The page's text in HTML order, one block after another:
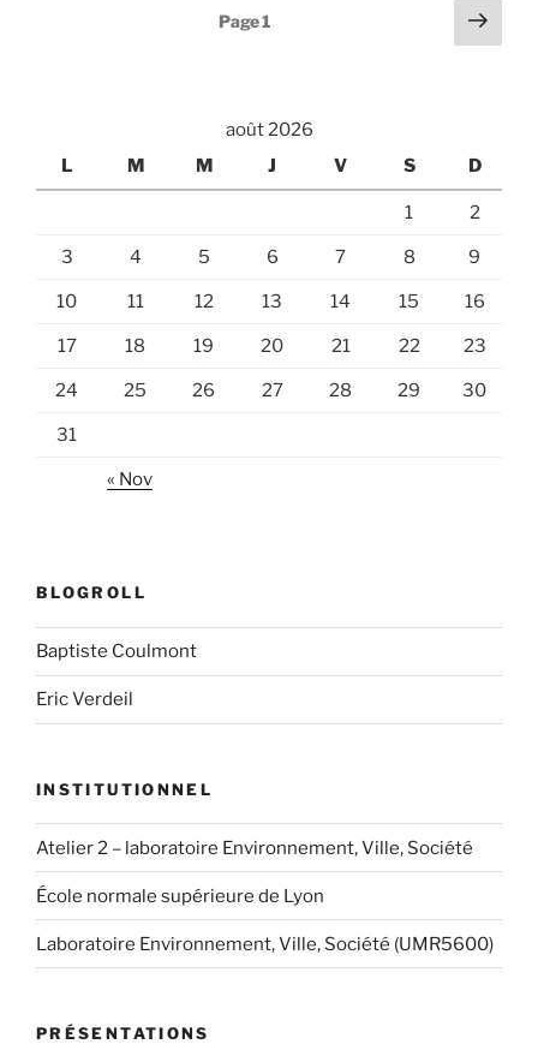
Page1
Page
août 2026
L
M M J V S D
1 2
3 4 5 6 7 8 9
10 11 12 13 14 15 16
17 18 19 20 21 22 23
24 25 26 27 28 29 30
31
« Nov
BLOGROLL
Baptiste Coulmont
Eric Verdeil
INSTITUTIONNEL
Atelier 2 – laboratoire Environnement, Ville, Société
École normale supérieure de Lyon
Laboratoire Environnement, Ville, Société (UMR5600)
PRÉSENTATIONS